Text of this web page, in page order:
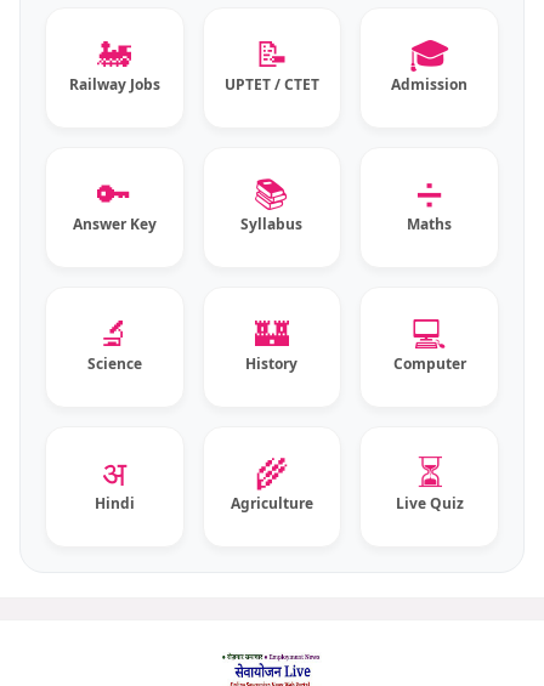
🚂
Railway Jobs
📝
UPTET / CTET
🎓
Admission
🔑
Answer Key
📚
Syllabus
➗
Maths
🔬
Science
🏰
History
💻
Computer
अ
Hindi
🌾
Agriculture
⏳
Live Quiz